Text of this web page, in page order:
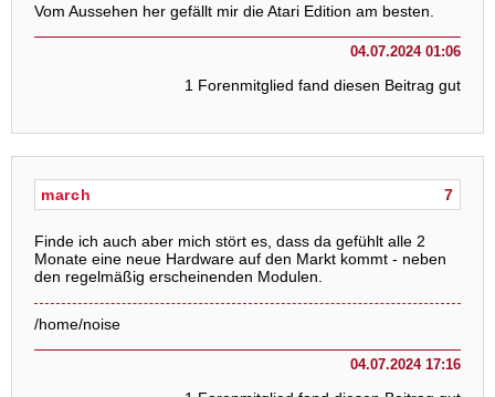
Vom Aussehen her gefällt mir die Atari Edition am besten.
04.07.2024 01:06
1 Forenmitglied fand diesen Beitrag gut
7
march
Finde ich auch aber mich stört es, dass da gefühlt alle 2
Monate eine neue Hardware auf den Markt kommt - neben
den regelmäßig erscheinenden Modulen.
/home/noise
04.07.2024 17:16